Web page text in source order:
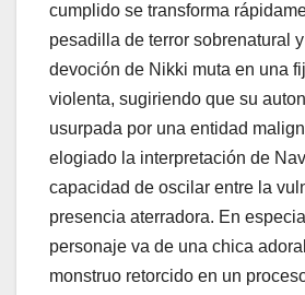
cumplido se transforma
pesadilla de terror sobrenatural
devoción de Nikki muta en una
violenta, sugiriendo que su
usurpada por una entidad
elogiado la interpretación de
capacidad de oscilar entre la
presencia aterradora. En
personaje va de una chica
monstruo retorcido en un